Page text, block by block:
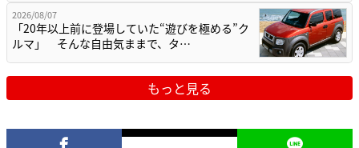
2026/08/07
「20年以上前に登場していた“遊びを極める”ク
ルマ」 そんな自由気ままで、タ…
もっと見る